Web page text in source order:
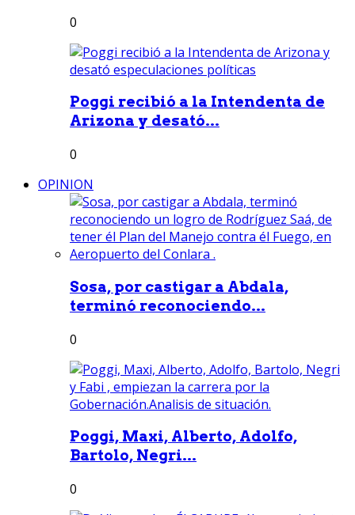
0
Poggi recibió a la Intendenta de
Arizona y desató...
0
OPINION
Sosa, por castigar a Abdala,
terminó reconociendo...
0
Poggi, Maxi, Alberto, Adolfo,
Bartolo, Negri...
0